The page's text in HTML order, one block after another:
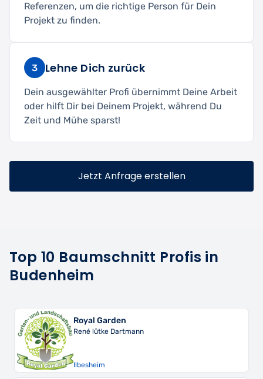
Referenzen, um die richtige Person für Dein
Projekt zu finden.
3 Lehne Dich zurück
Dein ausgewählter Profi übernimmt Deine Arbeit
oder hilft Dir bei Deinem Projekt, während Du
Zeit und Mühe sparst!
Jetzt Anfrage erstellen
Top 10 Baumschnitt Profis in
Budenheim
Royal Garden
René lütke Dartmann
Ilbesheim